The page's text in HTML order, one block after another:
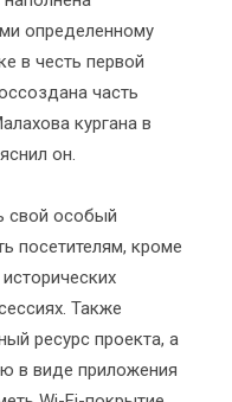
определенному
в честь первой
часть
кургана в
он.
свой особый
посетителям, кроме
Также
ресурс проекта, а
в виде приложения